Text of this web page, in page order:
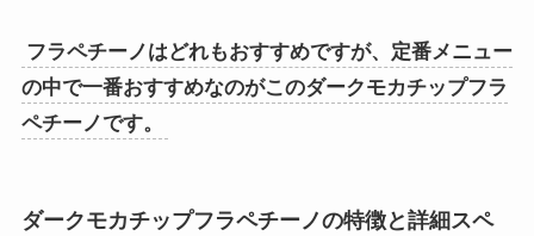
フラペチーノはどれもおすすめですが、定番メニュー
の中で一番おすすめなのがこのダークモカチップフラ
ペチーノです。
ダークモカチップフラペチーノの特徴と詳細スペ